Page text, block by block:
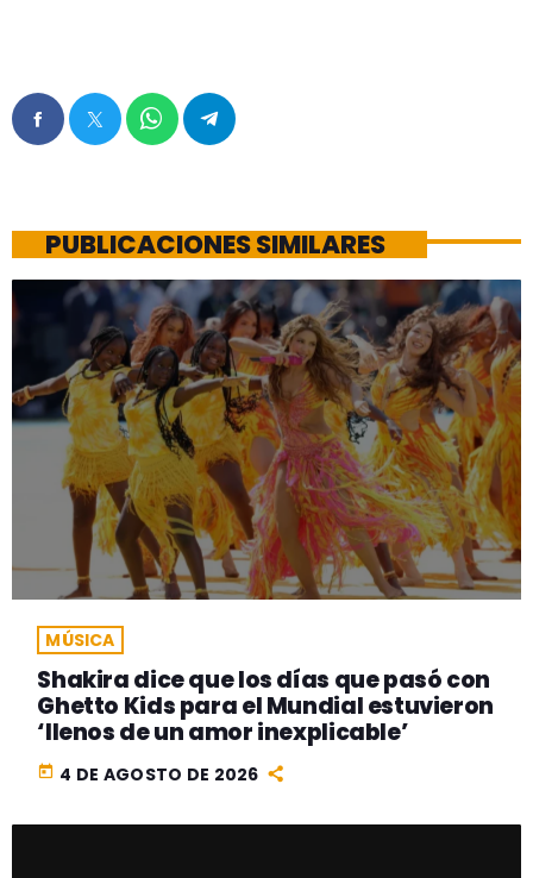
PUBLICACIONES SIMILARES
MÚSICA
Shakira dice que los días que pasó con
Ghetto Kids para el Mundial estuvieron
‘llenos de un amor inexplicable’
today 4 DE AGOSTO DE 2026